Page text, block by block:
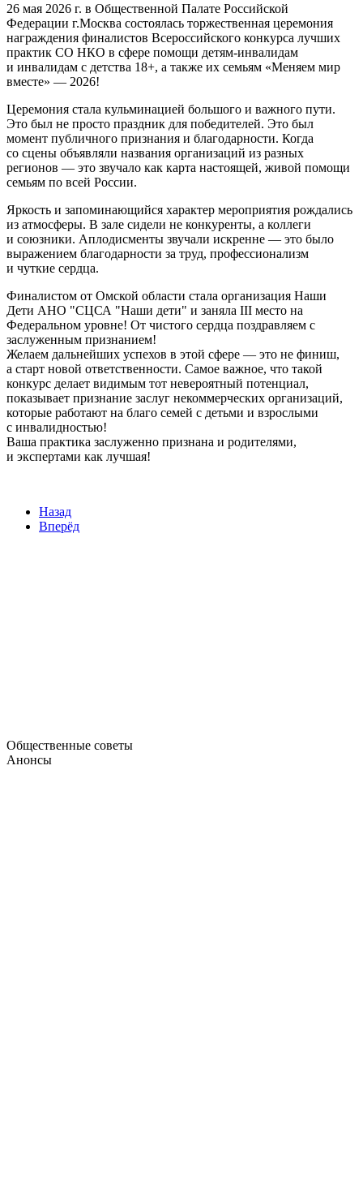
26 мая 2026 г. в Общественной Палате Российской
Федерации г.Москва состоялась торжественная церемония
награждения финалистов Всероссийского конкурса лучших
практик СО НКО в сфере помощи детям-инвалидам
и инвалидам с детства 18+, а также их семьям «Меняем мир
вместе» — 2026!
Церемония стала кульминацией большого и важного пути.
Это был не просто праздник для победителей. Это был
момент публичного признания и благодарности. Когда
со сцены объявляли названия организаций из разных
регионов — это звучало как карта настоящей, живой помощи
семьям по всей России.
Яркость и запоминающийся характер мероприятия рождались
из атмосферы. В зале сидели не конкуренты, а коллеги
и союзники. Аплодисменты звучали искренне — это было
выражением благодарности за труд, профессионализм
и чуткие сердца.
Финалистом от Омской области стала организация Наши
Дети АНО "СЦСА "Наши дети" и заняла III место на
Федеральном уровне! От чистого сердца поздравляем с
заслуженным признанием!
Желаем дальнейших успехов в этой сфере — это не финиш,
а старт новой ответственности. Самое важное, что такой
конкурс делает видимым тот невероятный потенциал,
показывает признание заслуг некоммерческих организаций,
которые работают на благо семей с детьми и взрослыми
с инвалидностью!
Ваша практика заслуженно признана и родителями,
и экспертами как лучшая!
Назад
Вперёд
Общественные советы
Анонсы